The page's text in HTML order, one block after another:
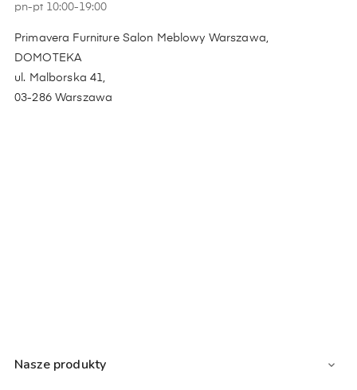
pn-pt 10:00-19:00
Primavera Furniture Salon Meblowy Warszawa,
DOMOTEKA
ul. Malborska 41,
03-286 Warszawa
Nasze produkty 